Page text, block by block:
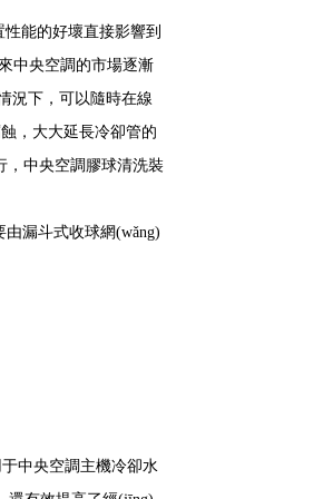
能的好壞直接影響到
中央空調的市場逐漸
況下，可以隨時在線
，大大延長冷卻管的
，中央空調膠球清洗裝
漏斗式收球網(wǎng)
中央空調主機冷卻水